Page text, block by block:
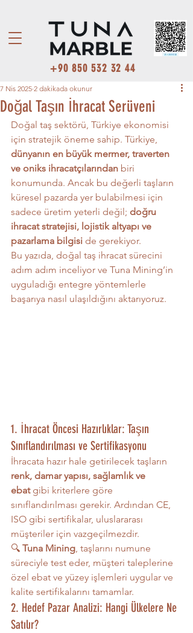
+90 850 532 32 44
Doğal Taşın İhracat Serüveni
7 Nis 2025 2 dakikada okunur
Doğal taş sektörü, Türkiye ekonomisi
için stratejik öneme sahip. Türkiye,
dünyanın en büyük mermer, traverten
ve oniks ihracatçılarından biri
konumunda. Ancak bu değerli taşların
küresel pazarda yer bulabilmesi için
sadece üretim yeterli değil; doğru
ihracat stratejisi, lojistik altyapı ve
pazarlama bilgisi de gerekiyor.
Bu yazıda, doğal taş ihracat sürecini
adım adım inceliyor ve Tuna Mining’in
uyguladığı entegre yöntemlerle
başarıya nasıl ulaşıldığını aktarıyoruz.
1. İhracat Öncesi Hazırlıklar: Taşın
Sınıflandırılması ve Sertifikasyonu
İhracata hazır hale getirilecek taşların
renk, damar yapısı, sağlamlık ve
ebat gibi kriterlere göre
sınıflandırılması gerekir. Ardından CE,
ISO gibi sertifikalar, uluslararası
müşteriler için vazgeçilmezdir.
🔍 Tuna Mining, taşlarını numune
süreciyle test eder, müşteri taleplerine
özel ebat ve yüzey işlemleri uygular ve
kalite sertifikalarını tamamlar.
2. Hedef Pazar Analizi: Hangi Ülkelere Ne
Satılır?